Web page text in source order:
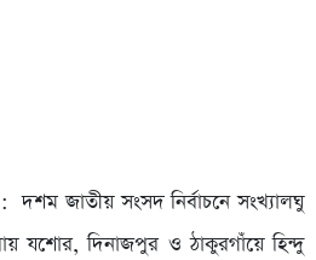
জাতীয় সংসদ নির্বাচনে সংখ্যালঘু
যশোর, দিনাজপুর ও ঠাকুরগাঁয়ে হিন্দু